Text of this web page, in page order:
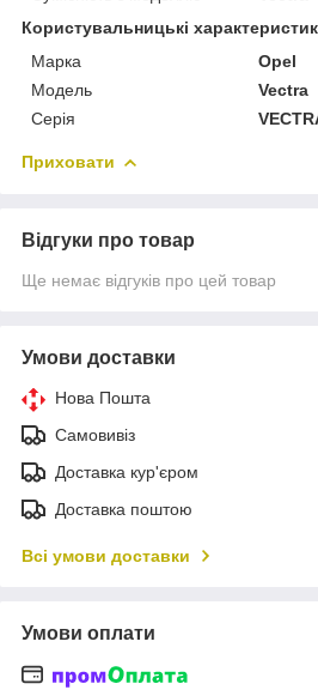
Користувальницькі
Марка
Opel
Модель
Vectra
Серія
Приховати
Відгуки про товар
Ще немає відгуків про цей товар
Умови доставки
Нова Пошта
Самовивіз
Доставка кур'єром
Доставка поштою
Всі умови доставки
Умови оплати